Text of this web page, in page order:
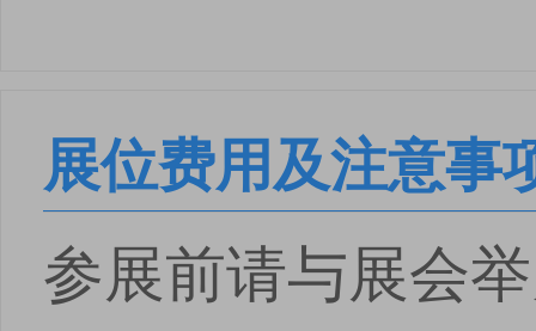
展位费用及注意事
参展前请与展会